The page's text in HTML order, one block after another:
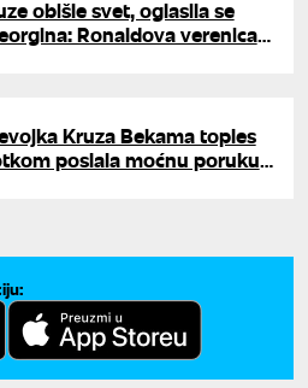
obišle svet, oglasila se
Ronaldova verenica
Kruza Bekama toples
poslala moćnu poruku: